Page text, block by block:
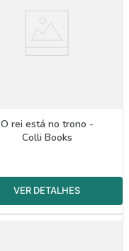
O rei está no trono -
Colli Books